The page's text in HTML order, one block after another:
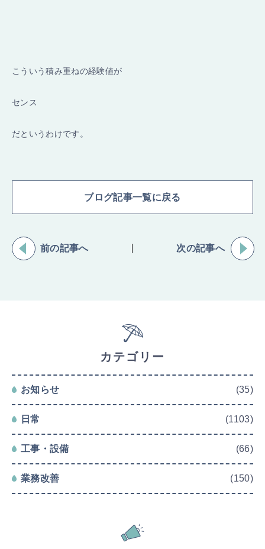
こういう積み重ねの経験値が
センス
だというわけです。
ブログ記事一覧に戻る
前の記事へ 次の記事へ
カテゴリー
お知らせ (35)
日常 (1103)
工事・設備 (66)
業務改善 (150)